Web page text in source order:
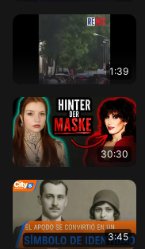
1:39
30:30
3:45